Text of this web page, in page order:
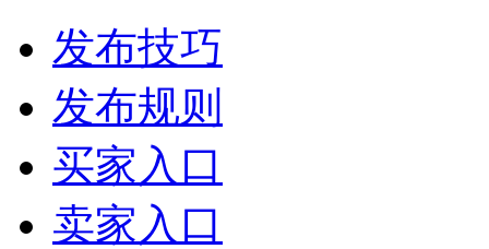
发布技巧
发布规则
买家入口
卖家入口